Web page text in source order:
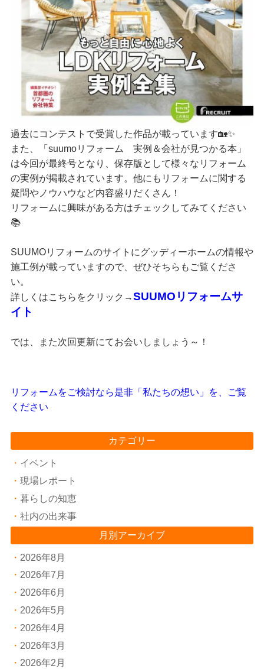
過去にコンテストで受賞した作品が載っています🏡✨
また、「suumoリフォーム 実例＆会社が見つかる本」
は今回が最終号となり、保存版として様々なリフォーム
の実例が掲載されています。他にもリフォームに関する
疑問やノウハウなど内容盛りだくさん！
リフォームに興味がある方はチェックしてみてください
📚
SUUMOリフォームのサイトにグッディーホームの情報や
施工例が載っていますので、ぜひそちらもご覧くださ
い。
詳しくはこちらをクリック→SUUMOリフォームサ
イト
では、また次回更新にてお会いしましょう～！
リフォームをご検討なら是非「私たちの想い」を、ご覧
ください
カテゴリー
イベント
現場レポート
暮らしの知恵
社内の出来事
月別アーカイブ
2026年8月
2026年7月
2026年6月
2026年5月
2026年4月
2026年3月
2026年2月